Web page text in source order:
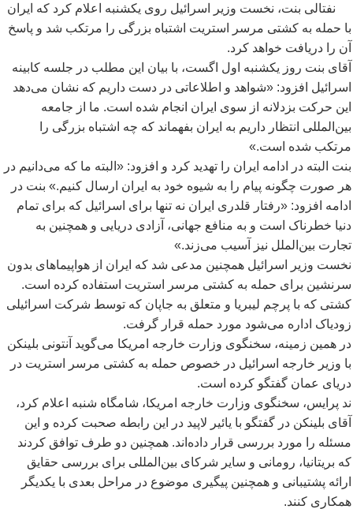
نفتالی بنت، نخست وزیر اسرائيل روی یکشنبه اعلام کرد که ایران
با حمله به کشتی مرسر استریت اشتباه بزرگی را مرتکب شد و پاسخ
آن را دریافت خواهد کرد.
آقای بنت روز یکشنبه اول اگست، با بیان این مطلب در جلسه کابینه
اسرائیل افزود: «شواهد و اطلاعاتی در دست داریم که نشان میدهد
این حرکت بزدلانه از سوی ایران انجام شده است. ما از جامعه
بین المللی انتظار داریم به ایران بفهماند که چه اشتباه بزرگی را
مرتکب شده است.»
بنت البته در ادامه ایران را تهدید کرد و افزود: «البته ما که میدانیم در
هر صورت چگونه پیام را به شیوه خود به ایران ارسال کنیم.» بنت در
ادامه افزود: «رفتار قلدری ایران نه تنها برای اسرائيل که برای تمام
دنیا خطرناک است و به منافع جهانی، آزادی دریایی و همچنین به
تجارت بین الملل نیز آسیب میزند.»
نخست وزیر اسرائيل همچنین مدعی شد که ایران از هواپیماهای بدون
سرنشین برای حمله به کشتی مرسر استریت استفاده کرده است.
کشتی که با پرچم لیبریا و متعلق به جاپان که توسط شرکت اسرائيلی
زودیاک اداره میشود مورد حمله قرار گرفت.
در همین زمینه، سخنگوی وزارت خارجه امریکا میگوید آنتونی بلینکن
با وزیر خارجه اسرائيل در خصوص حمله به کشتی مرسر استریت در
دریای عمان گفتگو کرده است.
ند پرایس، سخنگوی وزارت خارجه امریکا، شامگاه شنبه اعلام کرد،
آقای بلینکن در گفتگو با یائیر لاپید در این رابطه صحبت کرده و این
مسئله را مورد بررسی قرار داده اند. همچنین دو طرف توافق کردند
که بریتانیا، رومانی و سایر شرکای بین المللی برای بررسی حقایق
ارائه پشتیبانی و همچنین پیگیری موضوع در مراحل بعدی با یکدیگر
همکاری کنند.